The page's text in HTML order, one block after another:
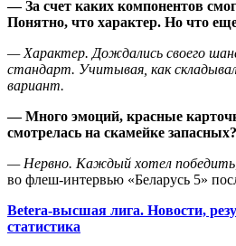
— За счет каких компонентов
Понятно, что характер. Но что
— Характер. Дождались своего
стандарт. Учитывая, как
вариант.
— Много эмоций, красные
смотрелась на скамейке запасных?
— Нервно. Каждый хотел победить
во флеш-интервью «Беларусь 5»
Betera-высшая лига. Новости,
статистика